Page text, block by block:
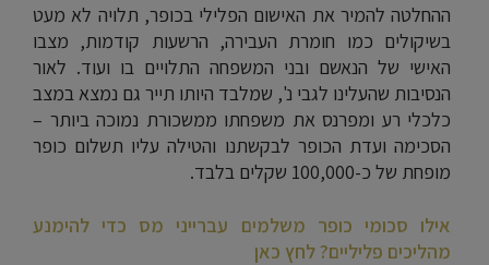
ההחלטה להמיר את האישום הפלילי בכופר, תלויה לא מעט
בשיקולים כמו חומרת העבירה, הרשעות קודמות, מצבו
האישי של הנאשם ובני המשפחה התלויים בו ועוד. לאור
הנסיבות שהעלינו לגבי נ', שמלבד היותו תייר גם נמצא במצב
כלכלי רע ומפרנס את משפחתו ממשכורת נמוכה ביותר –
הסכימה ועדת הכופר לבקשתנו והטילה עליו תשלום כופר
מופחת של כ-100,000 שקלים בלבד.
אילו סכומי כופר משלמים עברייני מס כדי להימנע
מהליכים פליליים? לחץ כאן